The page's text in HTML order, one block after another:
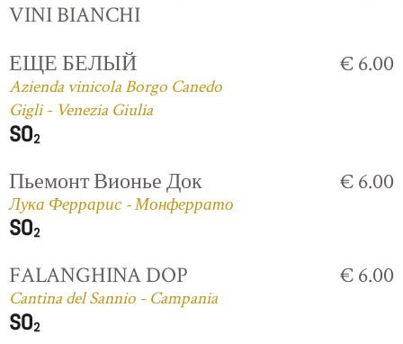
VINI BIANCHI
ЕЩЕ БЕЛЫЙ
Azienda vinicola Borgo Canedo
Gigli - Venezia Giulia
€ 6.00
Пьемонт Вионье Док
Лука Феррарис - Монферрато
€ 6.00
FALANGHINA DOP
Cantina del Sannio - Campania
€ 6.00